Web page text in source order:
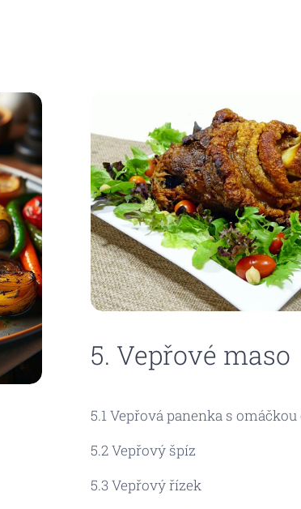
5. Vepřové maso
5.1 Vepřová panenka s
5.2 Vepřový špíz
5.3 Vepřový řízek